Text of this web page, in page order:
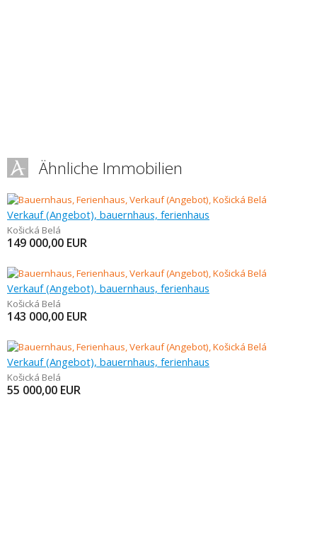
Ähnliche Immobilien
Verkauf (Angebot), bauernhaus, ferienhaus
Košická Belá
149 000,00 EUR
Verkauf (Angebot), bauernhaus, ferienhaus
Košická Belá
143 000,00 EUR
Verkauf (Angebot), bauernhaus, ferienhaus
Košická Belá
55 000,00 EUR